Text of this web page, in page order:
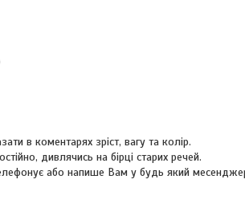
в коментарях зріст, вагу та колір.
дивлячись на бірці старих речей.
або напише Вам у будь який